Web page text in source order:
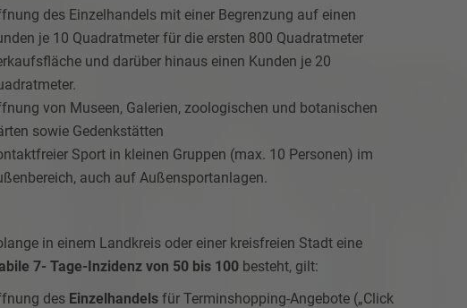
des Einzelhandels mit einer Begrenzung auf einen
je 10 Quadratmeter für die ersten 800 Quadratmeter
und darüber hinaus einen Kunden je 20
von Museen, Galerien, zoologischen und botanischen
sowie Gedenkstätten
Sport in kleinen Gruppen (max. 10 Personen) im
auch auf Außensportanlagen.
in einem Landkreis oder einer kreisfreien Stadt eine
7- Tage-Inzidenz von 50 bis 100 besteht, gilt:
des Einzelhandels für Terminshopping-Angebote („Click